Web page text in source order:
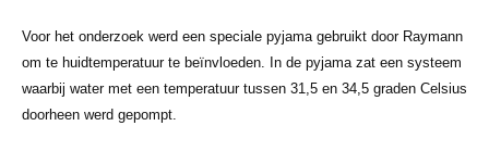
Voor het onderzoek werd een speciale pyjama gebruikt door Raymann
om te huidtemperatuur te beïnvloeden. In de pyjama zat een systeem
waarbij water met een temperatuur tussen 31,5 en 34,5 graden Celsius
doorheen werd gepompt.